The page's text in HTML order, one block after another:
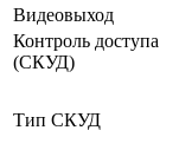
Видеовыход
Контроль доступа
(СКУД)
Тип СКУД